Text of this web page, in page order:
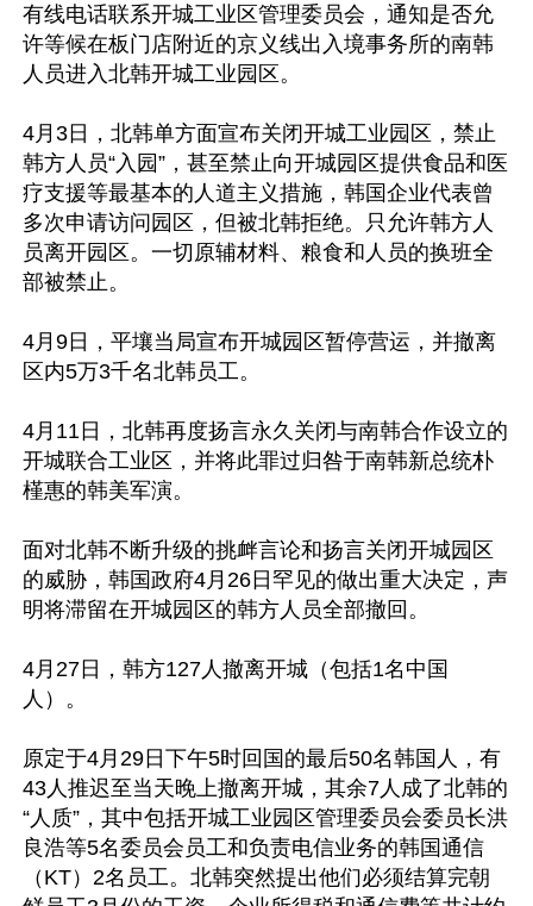
有线电话联系开城工业区管理委员会，通知是否允
许等候在板门店附近的京义线出入境事务所的南韩
人员进入北韩开城工业园区。
4月3日，北韩单方面宣布关闭开城工业园区，禁止
韩方人员“入园”，甚至禁止向开城园区提供食品和医
疗支援等最基本的人道主义措施，韩国企业代表曾
多次申请访问园区，但被北韩拒绝。只允许韩方人
员离开园区。一切原辅材料、粮食和人员的换班全
部被禁止。
4月9日，平壤当局宣布开城园区暂停营运，并撤离
区内5万3千名北韩员工。
4月11日，北韩再度扬言永久关闭与南韩合作设立的
开城联合工业区，并将此罪过归咎于南韩新总统朴
槿惠的韩美军演。
面对北韩不断升级的挑衅言论和扬言关闭开城园区
的威胁，韩国政府4月26日罕见的做出重大决定，声
明将滞留在开城园区的韩方人员全部撤回。
4月27日，韩方127人撤离开城（包括1名中国
人）。
原定于4月29日下午5时回国的最后50名韩国人，有
43人推迟至当天晚上撤离开城，其余7人成了北韩的
“人质”，其中包括开城工业园区管理委员会委员长洪
良浩等5名委员会员工和负责电信业务的韩国通信
（KT）2名员工。北韩突然提出他们必须结算完朝